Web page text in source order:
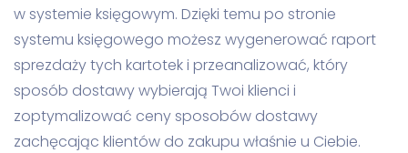
w systemie księgowym. Dzięki temu po stronie
systemu księgowego możesz wygenerować raport
sprezdaży tych kartotek i przeanalizować, który
sposób dostawy wybierają Twoi klienci i
zoptymalizować ceny sposobów dostawy
zachęcając klientów do zakupu właśnie u Ciebie.